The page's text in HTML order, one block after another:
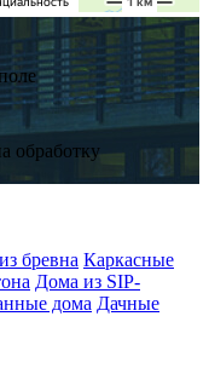
обработку
бревна Каркасные
Дома из SIP-
дома Дачные